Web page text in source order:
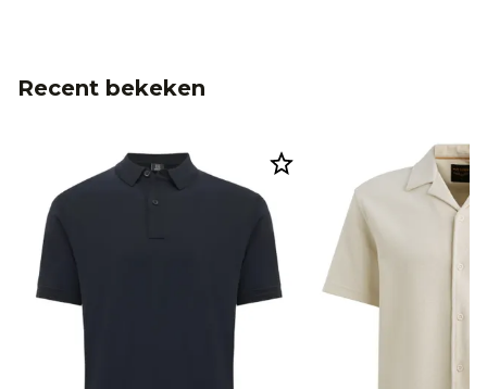
Recent bekeken